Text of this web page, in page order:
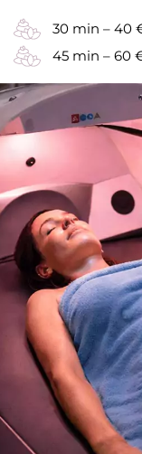
30 min – 40
45 min – 60